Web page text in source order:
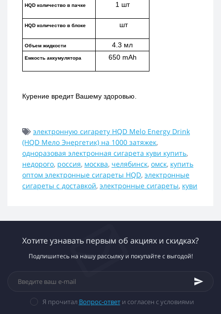
HQD количество в пачке 1 шт
HQD количество в блоке шт
Объем жидкости 4.3 мл
Емкость аккумулятора 650 mAh
Курение вредит Вашему здоровью.
электронную сигарету HQD Melo Energy Drink
(HQD Мело Энергетик) на 1000 затяжек,
одноразовая электронная сигарета куви купить,
недорого, россия, москва, челябинск, омск, купить
оптом электронные сигареты HQD, электронные
сигареты с доставкой, электронные сигареты, куви
Хотите узнавать первым об акциях и скидках?
Подпишитесь на нашу рассылку и покупайте с выгодой!
Я прочитал Вопрос-ответи согласен с условиями